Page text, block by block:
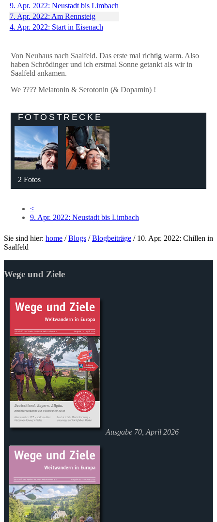
9. Apr. 2022: Neustadt bis Limbach
7. Apr. 2022: Am Rennsteig
4. Apr. 2022: Start in Eisenach
Von Neuhaus nach Saalfeld. Das erste mal richtig warm. Also
haben Schrödinger und ich erstmal Sonne getankt als wir in
Saalfeld ankamen.
We ???? Melatonin & Serotonin (& Dopamin) !
FOTOSTRECKE
2 Fotos
<
9. Apr. 2022: Neustadt bis Limbach
Sie sind hier: home /Blogs /Blogbeiträge / 10. Apr. 2022: Chillen in
Saalfeld
Wege und Ziele
Ausgabe 70, April 2026